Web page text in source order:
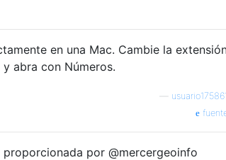
en una Mac. Cambie la
abra con Números.
por @mercergeoinfo